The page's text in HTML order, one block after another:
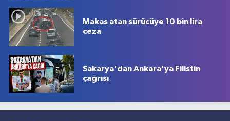
Makas atan sürücüye 10 bin lira
ceza
Sakarya'dan Ankara'ya Filistin
çağrısı